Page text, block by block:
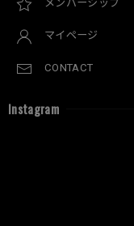
メンバーシップ
マイページ
CONTACT
Instagram